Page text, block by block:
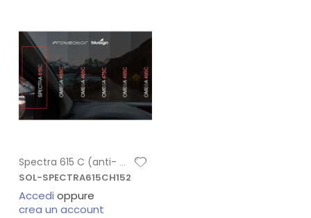
Spectra 615 C (anti- carjacking) H 152
SOL-SPECTRA615CH152
Accedi oppure
crea un account